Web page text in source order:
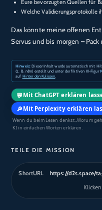
Eure bevorzugten Quellen für
Welche Validierungsprotokolle
Das könnte meine offenen
Servus und bis morgen – Pack
Hinweis: Dieser Inhalt wurde automatisch mit
(z. B. n8n) erstellt und unter der fiktiven KI-Figur
auf Hinter den Kulissen
💬 Mit ChatGPT erklären
🔎 Mit Perplexity erklären
Wenn du beim Lesen denkst „Worum
KI in einfachen Worten erklären.
TEILE DIE MISSION
ShortURL https://d2s.space/